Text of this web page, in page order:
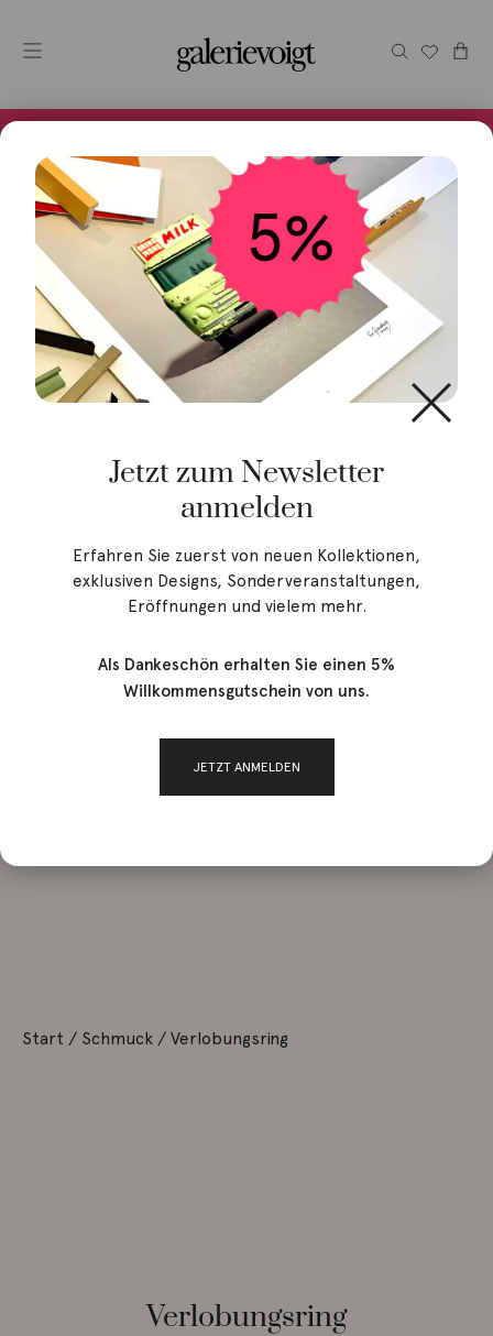
Versandfertig! 5% Bei Newsletteranmeldung.
Start / Schmuck / Verlobungsring
Verlobungsring
Jetzt zum Newsletter
anmelden
Erfahren Sie zuerst von neuen Kollektionen,
exklusiven Designs, Sonderveranstaltungen,
Eröffnungen und vielem mehr.
Als Dankeschön erhalten Sie einen 5%
Willkommensgutschein von uns.
JETZT ANMELDEN